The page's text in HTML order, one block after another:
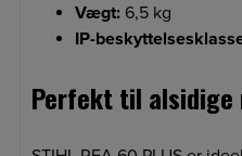
Vægt:6,5 kg
IP-
Perfekt til alsidige